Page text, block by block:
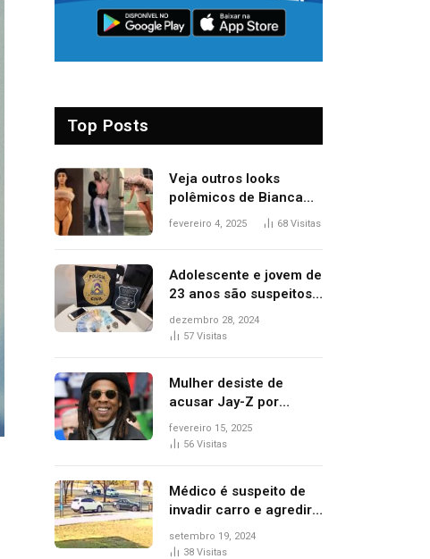
Top Posts
Veja outros looks
polêmicos de Bianca
Censori, esposa de
Grammy 2025
fevereiro 4, 2025 68 Visitas
Adolescente e jovem de
23 anos são suspeitos
de vender drogas
próximo de delegacia e
dezembro 28, 2024
57 Visitas
Mulher desiste de
acusar Jay-Z por
estupro, diz revista
fevereiro 15, 2025
56 Visitas
Médico é suspeito de
invadir carro e agredir
delegado aposentado
durante confusão no
setembro 19, 2024
38 Visitas